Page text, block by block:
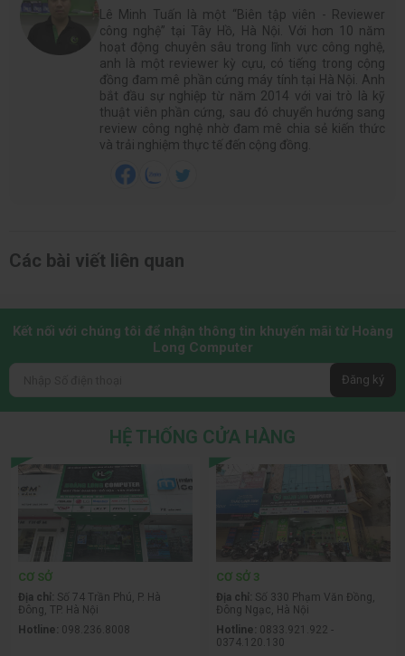
Lê Minh Tuấn là một “Biên tập viên - Reviewer
công nghệ” tại Tây Hồ, Hà Nội. Với hơn 10 năm
hoạt động chuyên sâu trong lĩnh vực công nghệ,
anh là một reviewer kỳ cựu, có tiếng trong cộng
đồng đam mê phần cứng máy tính tại Hà Nội. Anh
bắt đầu sự nghiệp từ năm 2014 với vai trò là kỹ
thuật viên phần cứng, sau đó chuyển hướng sang
review công nghệ nhờ đam mê chia sẻ kiến thức
và trải nghiệm thực tế đến cộng đồng.
Các bài viết liên quan
Kết nối với chúng tôi để nhận thông tin khuyến mãi từ Hoàng
Long Computer
Đăng ký
HỆ THỐNG CỬA HÀNG
CƠ SỞ
Địa chỉ: Số 74 Trần Phú, P. Hà
Đông, TP. Hà Nội
Hotline: 098.236.8008
CƠ SỞ 3
Địa chỉ: Số 330 Phạm Văn Đồng,
Đông Ngạc, Hà Nội
Hotline: 0833.921.922 -
0374.120.130